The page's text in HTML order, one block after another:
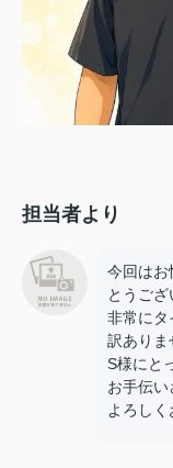
担当者より
今回はお
とうござ
非常にタ
訳ありま
S様にと
お手伝い
よろしく